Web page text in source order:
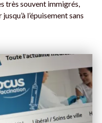
très souvent immigrés,
l’épuisement sans